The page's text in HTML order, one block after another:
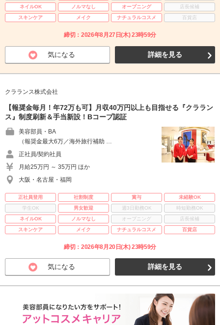
ネイルOK
ノルマなし オープニング
店長候補
スキンケア
メイク ナチュラルコスメ 百貨店
締切：2026年8月27日(木) 23時59分
気になる 詳細を見る
クラランス株式会社
【報奨金毎月！年72万も可】月収40万円以上も目指せる『クララン
ス』制度刷新＆手当新設！Bコープ認証
美容部員・BA
（報奨金最大6万／海外旅行補助 …
正社員/契約社員
月給25万円 ～ 35万円 ほか
大阪・名古屋・福岡
正社員登用 社割制度 賞与
未経験OK
学生OK
男女歓迎 週3日勤務OK
時短勤務OK
ネイルOK
ノルマなし オープニング
店長候補
スキンケア
メイク ナチュラルコスメ 百貨店
締切：2026年8月20日(木) 23時59分
気になる 詳細を見る